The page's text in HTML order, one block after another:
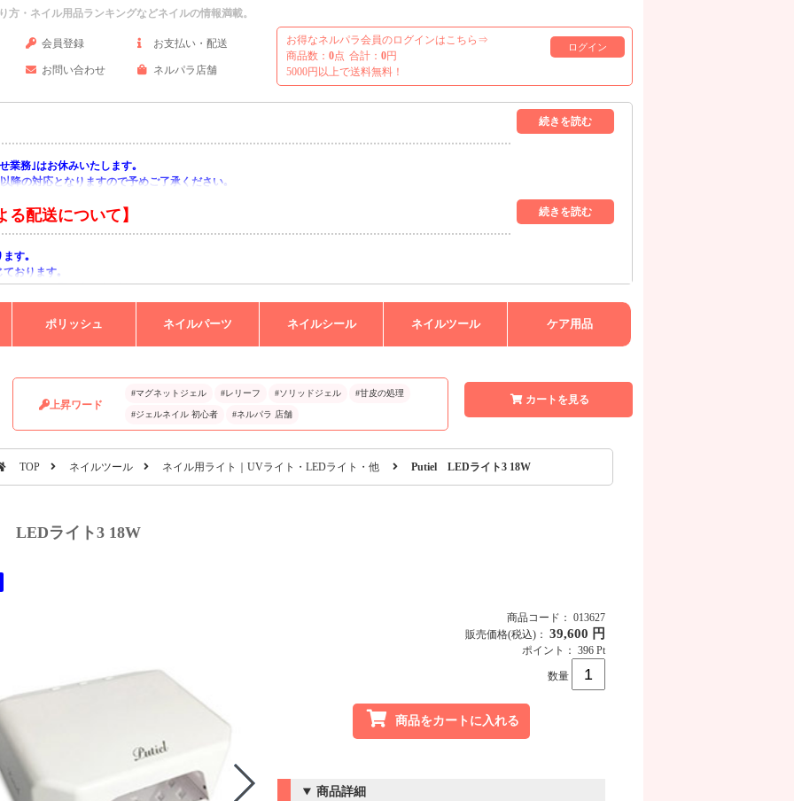
・ネイル用品ランキングなどネイルの情報満載。
会員登録 お支払い・配送
お問い合わせ ネルパラ店舗
お得なネルパラ会員のログインはこちら⇒
ログイン
商品数： 0点 合計： 0円
5000円以上で送料無料！
業務｣はお休みいたします｡
降の対応となりますので予めご了承ください｡
配送について】
ます｡
おります｡
すようお願い申し上げます｡
ポリッシュ ネイルパーツ ネイルシール ネイルツール ケア用品
上昇ワード
#マグネットジェル #レリーフ #ソリッドジェル #甘皮の処理
#ジェルネイル 初心者 #ネルパラ 店舗
カートを見る
TOP ネイルツール ネイル用ライト｜UVライト・LEDライト・他 Putiel LEDライト3 18W
LEDライト3 18W
商品コード： 013627
販売価格(税込)： 39,600 円
ポイント： 396 Pt
数量
商品をカートに入れる
商品詳細